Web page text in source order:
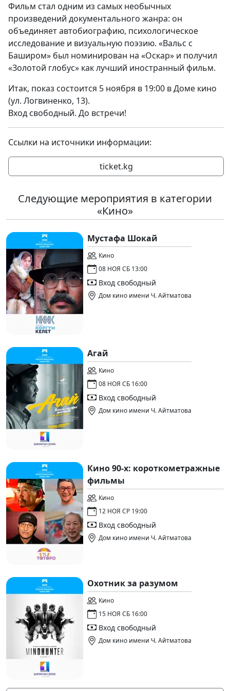
Фильм стал одним из самых необычных
произведений документального жанра: он
объединяет автобиографию, психологическое
исследование и визуальную поэзию. «Вальс с
Баширом» был номинирован на «Оскар» и получил
«Золотой глобус» как лучший иностранный фильм.
Итак, показ состоится 5 ноября в 19:00 в Доме кино
(ул. Логвиненко, 13).
Вход свободный. До встречи!
Ссылки на источники информации:
ticket.kg
Следующие мероприятия в категории
«Кино»
Мустафа Шокай
Кино
08 НОЯ СБ 13:00
Вход свободный
Дом кино имени Ч. Айтматова
Агай
Кино
08 НОЯ СБ 16:00
Вход свободный
Дом кино имени Ч. Айтматова
Кино 90-х: короткометражные
фильмы
Кино
12 НОЯ СР 19:00
Вход свободный
Дом кино имени Ч. Айтматова
Охотник за разумом
Кино
15 НОЯ СБ 16:00
Вход свободный
Дом кино имени Ч. Айтматова